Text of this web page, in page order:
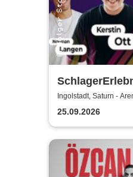
Ott u.v.a. -
Norman
Ingolstadt, Saturn -
25.09.2026